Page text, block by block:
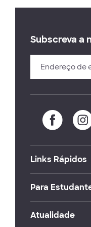
Subscreva a
Links Rápidos
Para
Atualidade